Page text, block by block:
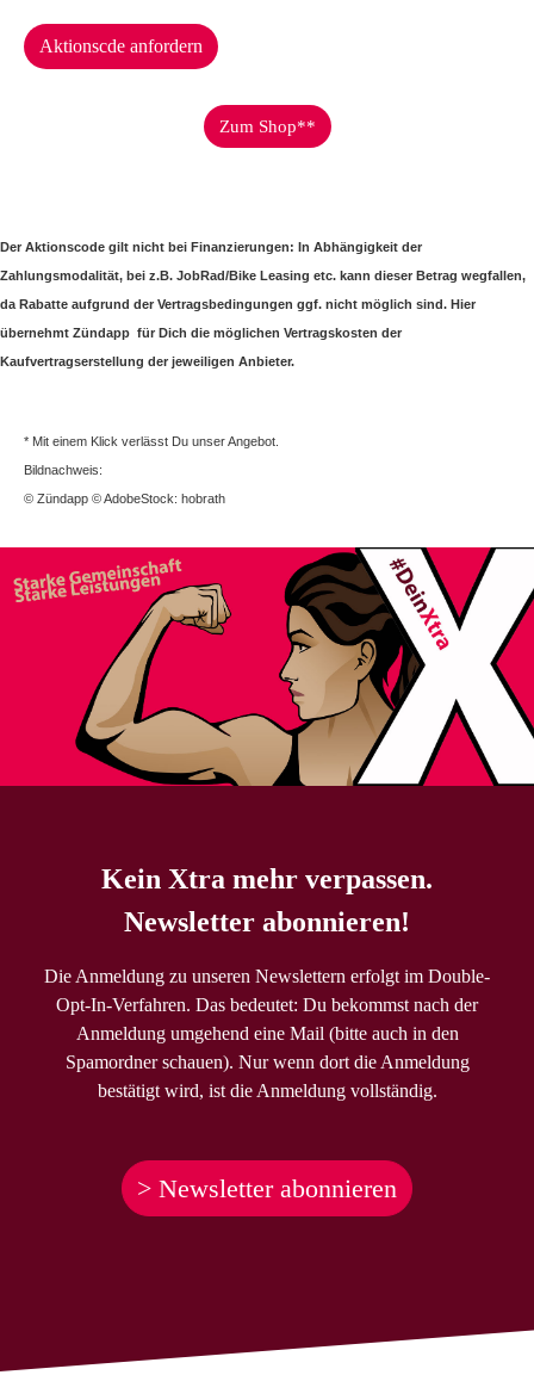
Aktionscde anfordern
Zum Shop**
Der Aktionscode gilt nicht bei Finanzierungen: In Abhängigkeit der
Zahlungsmodalität, bei z.B. JobRad/Bike Leasing etc. kann dieser Betrag wegfallen,
da Rabatte aufgrund der Vertragsbedingungen ggf. nicht möglich sind. Hier
übernehmt Zündapp für Dich die möglichen Vertragskosten der
Kaufvertragserstellung der jeweiligen Anbieter.
* Mit einem Klick verlässt Du unser Angebot.
Bildnachweis:
© Zündapp © AdobeStock: hobrath
Kein Xtra mehr verpassen.
Newsletter abonnieren!
Die Anmeldung zu unseren Newslettern erfolgt im Double-
Opt-In-Verfahren. Das bedeutet: Du bekommst nach der
Anmeldung umgehend eine Mail (bitte auch in den
Spamordner schauen). Nur wenn dort die Anmeldung
bestätigt wird, ist die Anmeldung vollständig.
> Newsletter abonnieren